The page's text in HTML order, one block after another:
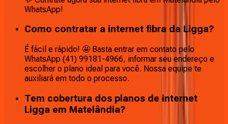
WhatsApp!
Como contratar a internet fibra da Ligga?
É fácil e rápido! 🤩 Basta entrar em contato pelo
WhatsApp (41) 99181-4966, informar seu endereço e
escolher o plano ideal para você. Nossa equipe te
auxiliará em todo o processo.
Tem cobertura dos planos de internet
Ligga em Matelândia?